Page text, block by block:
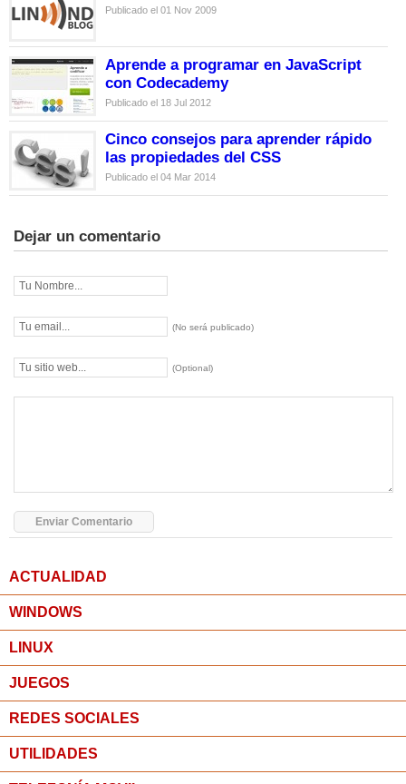
Publicado el 01 Nov 2009
Aprende a programar en JavaScript
con Codecademy
Publicado el 18 Jul 2012
Cinco consejos para aprender rápido
las propiedades del CSS
Publicado el 04 Mar 2014
Dejar un comentario
(No será publicado)
(Optional)
ACTUALIDAD
WINDOWS
LINUX
JUEGOS
REDES SOCIALES
UTILIDADES